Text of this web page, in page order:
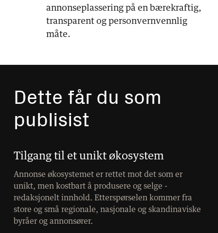
annonseplassering på en bærekraftig,
transparent og personvernvennlig
måte.
Dette får du som
publisist
Tilgang til et unikt økosystem
Annonse økosystemet er rettet mot det som er
unikt, men kostbart å produsere og selge -
redaksjonelt innhold. Etterspørselen kommer fra
store og små regionale, nasjonale og skandinaviske
byråer og annonsører.